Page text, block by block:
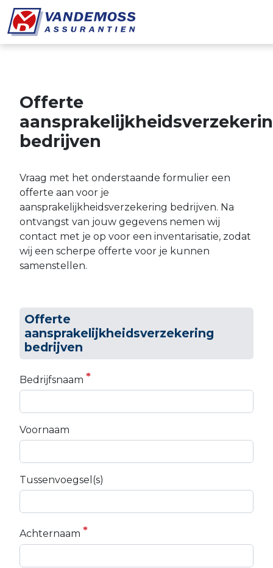
Overslaan en naar de inhoud gaan
Offerte
bedrijven
Vraag met het onderstaande formulier een
offerte aan voor je
aansprakelijkheidsverzekering bedrijven. Na
ontvangst van jouw gegevens nemen wij
contact met je op voor een inventarisatie, zodat
wij een scherpe offerte voor je kunnen
samenstellen.
Offerte
aansprakelijkheidsverzekering
bedrijven
Bedrijfsnaam
Voornaam
Tussenvoegsel(s)
Achternaam